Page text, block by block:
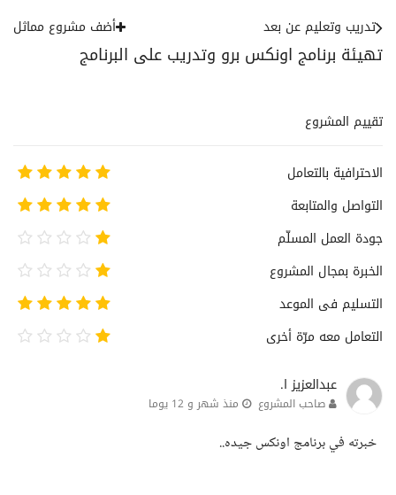
تهيئة برنامج اونكس برو وتدريب على البرنامج
تدريب وتعليم عن بعد أضف مشروع مماثل
تقييم المشروع
الاحترافية بالتعامل
التواصل والمتابعة
جودة العمل المسلّم
الخبرة بمجال المشروع
التسليم فى الموعد
التعامل معه مرّة أخرى
عبدالعزيز ا.
صاحب المشروع منذ شهر و 12 يوما
خبرته في برنامج اونكس جيده..